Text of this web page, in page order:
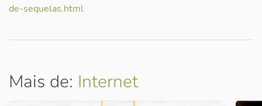
de-sequelas.html
Mais de: Internet